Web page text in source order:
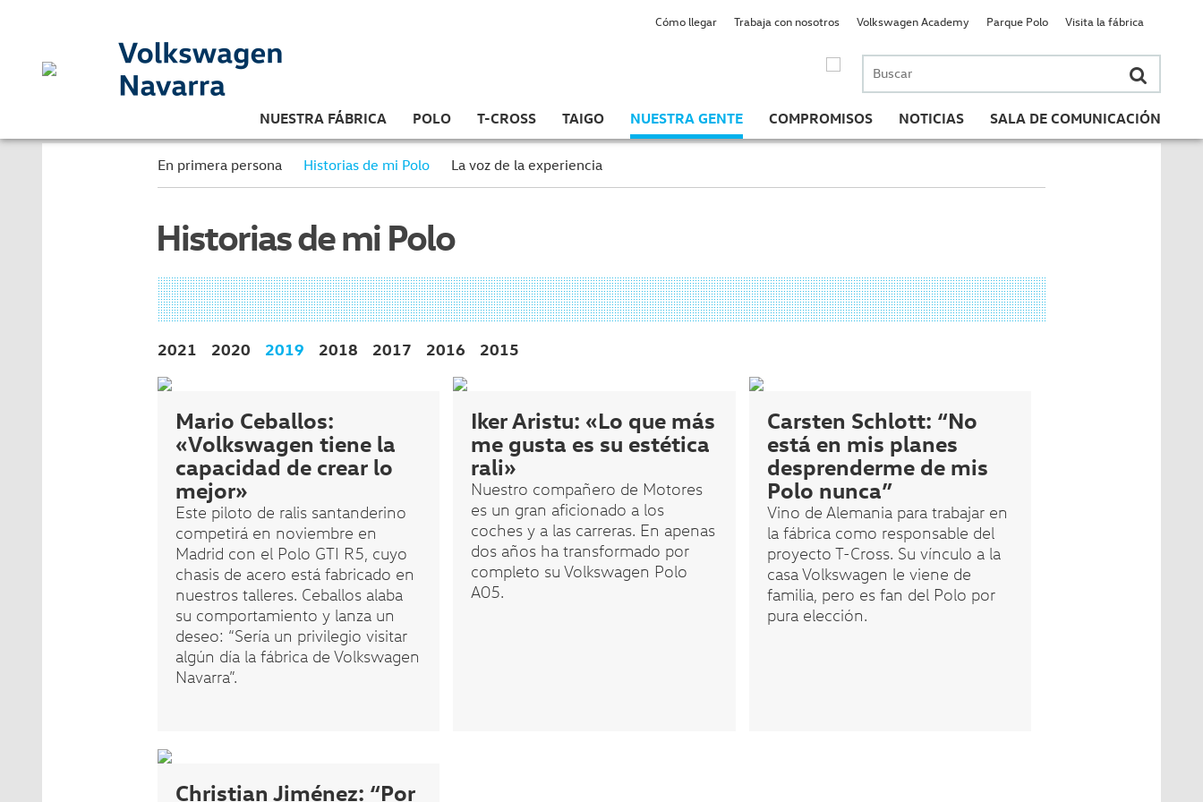
Buscar
por:
NUESTRA FÁBRICA POLO T-CROSS TAIGO NUESTRA GENTE COMPROMISOS NOTICIAS SALA DE COMUNICACIÓN
Cómo llegar Trabaja con nosotros Volkswagen Academy Parque Polo Visita la fábrica
En primera persona Historias de mi Polo La voz de la experiencia
Historias de mi Polo
2021 2020 2019 2018 2017 2016 2015
Mario Ceballos:
«Volkswagen tiene la
capacidad de crear lo
mejor»
Este piloto de ralis santanderino
competirá en noviembre en
Madrid con el Polo GTI R5, cuyo
chasis de acero está fabricado en
nuestros talleres. Ceballos alaba
su comportamiento y lanza un
deseo: “Sería un privilegio visitar
algún día la fábrica de Volkswagen
Navarra”.
Iker Aristu: «Lo que más
me gusta es su estética
rali»
Nuestro compañero de Motores
es un gran aficionado a los
coches y a las carreras. En apenas
dos años ha transformado por
completo su Volkswagen Polo
A05.
Carsten Schlott: “No
está en mis planes
desprenderme de mis
Polo nunca”
Vino de Alemania para trabajar en
la fábrica como responsable del
proyecto T-Cross. Su vínculo a la
casa Volkswagen le viene de
familia, pero es fan del Polo por
pura elección.
Christian Jiménez: “Por